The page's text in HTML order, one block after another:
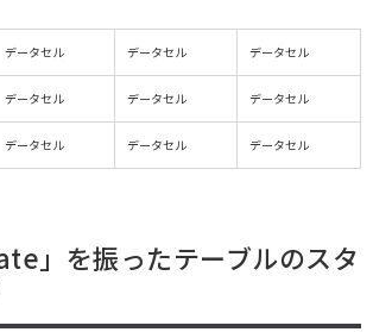
データセル データセル データセル
データセル データセル データセル
データセル データセル データセル
」を振ったテーブルのスタ